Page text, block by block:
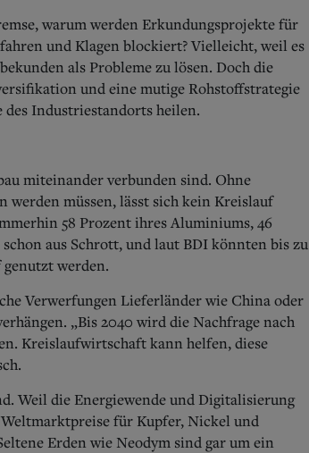
warum werden Erkundungsprojekte für
und Klagen blockiert? Vielleicht, weil es
als Probleme zu lösen. Doch die
und eine mutige Rohstoffstrategie
des Industriestandorts heilen.
miteinander verbunden sind. Ohne
werden müssen, lässt sich kein Kreislauf
58 Prozent ihres Aluminiums, 46
aus Schrott, und laut BDI könnten bis zu
werden.
Verwerfungen Lieferländer wie China oder
„Bis 2040 wird die Nachfrage nach
Kreislaufwirtschaft kann helfen, diese
Weil die Energiewende und Digitalisierung
für Kupfer, Nickel und
Erden wie Neodym sind gar um ein